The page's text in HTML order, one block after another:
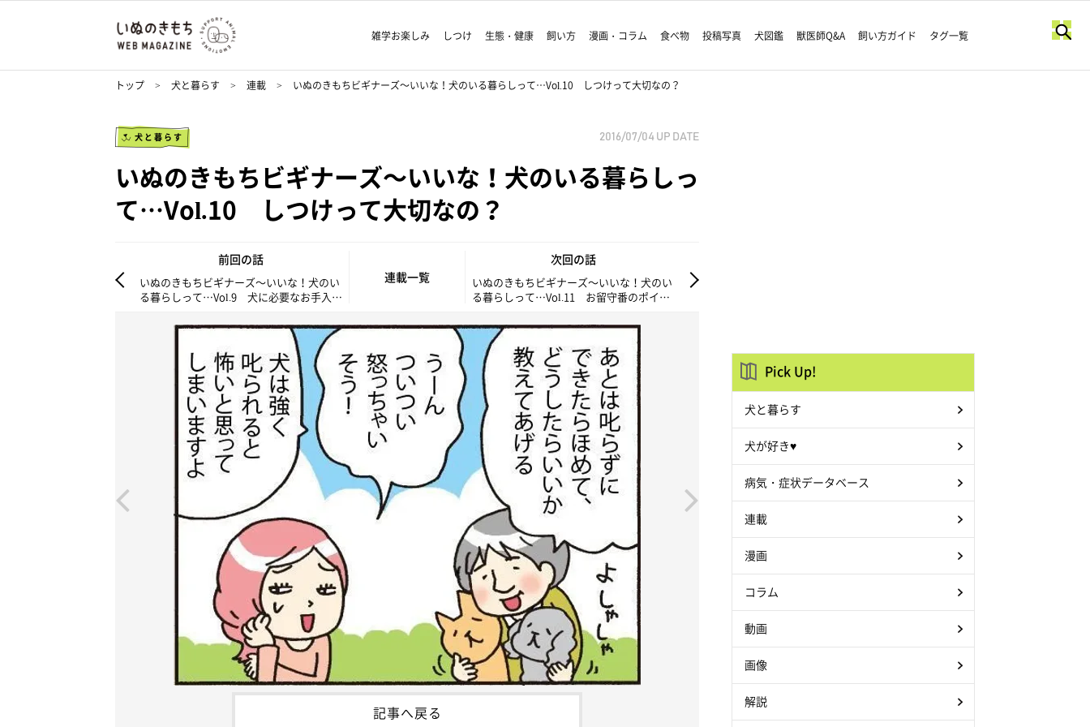
雑学お楽しみ しつけ 生態・健康 飼い方 漫画・コラム 食べ物 投稿写真 犬図鑑 獣医師Q&A 飼い方ガイド タグ一覧
トップ 犬と暮らす 連載 いぬのきもちビギナーズ～いいな！犬のいる暮らしって…Vol.10 しつけって大切なの？
犬と暮らす 2016/07/04 UP DATE
いぬのきもちビギナーズ～いいな！犬のいる暮らしっ
て…Vol.10 しつけって大切なの？
前回の話
いぬのきもちビギナーズ～いいな！犬のい
る暮らしって…Vol.9 犬に必要なお手入れ
連載一覧
次回の話
いぬのきもちビギナーズ～いいな！犬のい
る暮らしって…Vol.11 お留守番のポイン
記事へ戻る
Pick Up!
犬と暮らす
犬が好き♥
病気・症状データベース
連載
漫画
コラム
動画
画像
解説